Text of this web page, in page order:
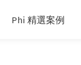
Phi 精選案例